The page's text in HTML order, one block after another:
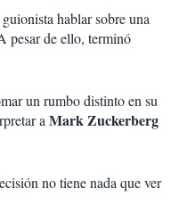
hablar sobre una
pesar de ello, terminó
un rumbo distinto en su
aMark Zuckerberg
no tiene nada que ver